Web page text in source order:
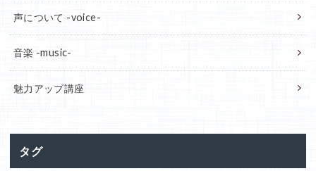
声について -voice-
音楽 -music-
魅力アップ講座
タグ